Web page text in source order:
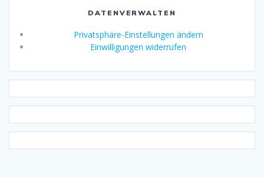
DATENVERWALTEN
Privatsphäre-Einstellungen ändern
Einwilligungen widerrufen